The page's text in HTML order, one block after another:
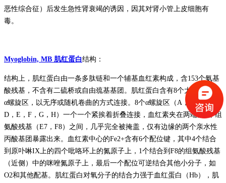
恶性综合征）后发生急性肾衰竭的诱因，因其对肾小管上皮细胞有
毒。
Myoglobin, MB 肌红蛋白结构：
结构上，肌红蛋白由一条多肽链和一个辅基血红素构成，含153个氨基
酸残基，不含有二硫桥或自由巯基基团。肌红蛋白含有8个大小不等的
α螺旋区，以无序或随机卷曲的方式连接。8个α螺旋区（A，B，C，
D，E，F，G，H）一个一个紧挨着折叠连接，血红素夹在两端的2个组
氨酸残基（E7，F8）之间，几乎完全被掩盖，仅有边缘的两个亲水性
丙酸基团暴露出来。血红素中心的Fe2+含有6个配位键，其中4个结合
到原卟啉IX上的四个吡咯环上的氮原子上，1个结合到F8的组氨酸残基
（近侧）中的咪唑氮原子上，最后一个配位可逆结合其他小分子，如
O2和其他配基。肌红蛋白对氧分子的结合力强于血红蛋白（Hb），肌